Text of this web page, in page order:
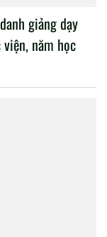
giảng dạy
năm học